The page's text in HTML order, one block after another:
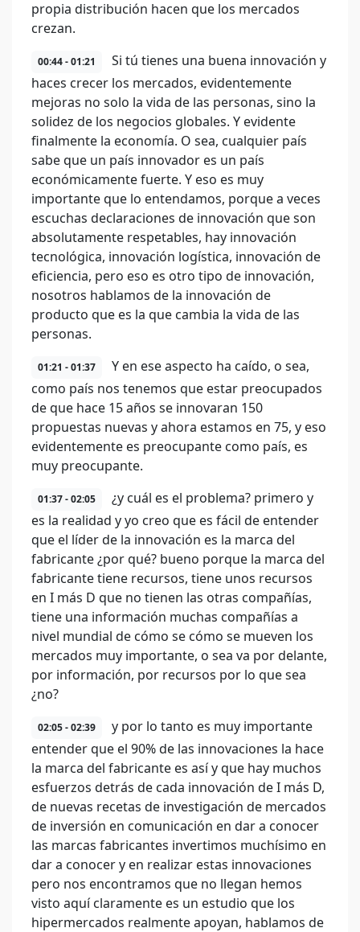
propia distribución hacen que los mercados
crezan.
00:44 - 01:21
Si tú tienes una buena innovación y
haces crecer los mercados, evidentemente
mejoras no solo la vida de las personas, sino la
solidez de los negocios globales. Y evidente
finalmente la economía. O sea, cualquier país
sabe que un país innovador es un país
económicamente fuerte. Y eso es muy
importante que lo entendamos, porque a veces
escuchas declaraciones de innovación que son
absolutamente respetables, hay innovación
tecnológica, innovación logística, innovación de
eficiencia, pero eso es otro tipo de innovación,
nosotros hablamos de la innovación de
producto que es la que cambia la vida de las
personas.
01:21 - 01:37
Y en ese aspecto ha caído, o sea,
como país nos tenemos que estar preocupados
de que hace 15 años se innovaran 150
propuestas nuevas y ahora estamos en 75, y eso
evidentemente es preocupante como país, es
muy preocupante.
01:37 - 02:05
¿y cuál es el problema? primero y
es la realidad y yo creo que es fácil de entender
que el líder de la innovación es la marca del
fabricante ¿por qué? bueno porque la marca del
fabricante tiene recursos, tiene unos recursos
en I más D que no tienen las otras compañías,
tiene una información muchas compañías a
nivel mundial de cómo se cómo se mueven los
mercados muy importante, o sea va por delante,
por información, por recursos por lo que sea
¿no?
02:05 - 02:39
y por lo tanto es muy importante
entender que el 90% de las innovaciones la hace
la marca del fabricante es así y que hay muchos
esfuerzos detrás de cada innovación de I más D,
de nuevas recetas de investigación de mercados
de inversión en comunicación en dar a conocer
las marcas fabricantes invertimos muchísimo en
dar a conocer y en realizar estas innovaciones
pero nos encontramos que no llegan hemos
visto aquí claramente es un estudio que los
hipermercados realmente apoyan, hablamos de